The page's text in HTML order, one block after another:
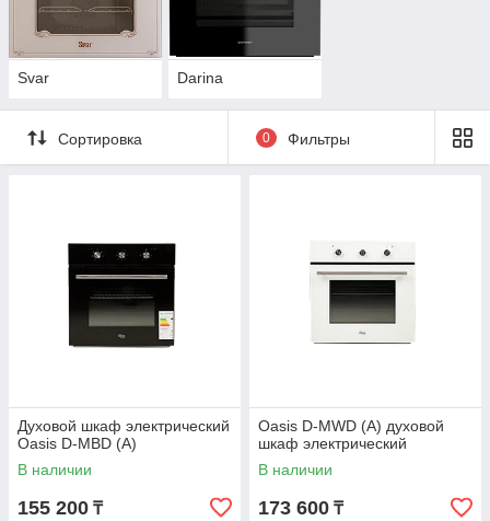
Svar Darina
Сортировка 0 Фильтры
Духовой шкаф электрический
Oasis D-MBD (A)
В наличии
155 200 ₸
Oasis D-MWD (A) духовой
шкаф электрический
В наличии
173 600 ₸